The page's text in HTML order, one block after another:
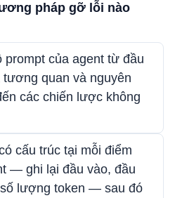
pháp gỡ lỗi nào
prompt của agent từ đầu
quan và nguyên
các chiến lược không
cấu trúc tại mỗi điểm
— ghi lại đầu vào, đầu
lượng token — sau đó